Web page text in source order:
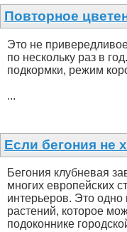
Повторное
Это не
по нескольку раз в
подкормки, режим
...
Если бегония не
Бегония клубневая
многих европейских
интерьеров. Это
растений, которое
подоконнике